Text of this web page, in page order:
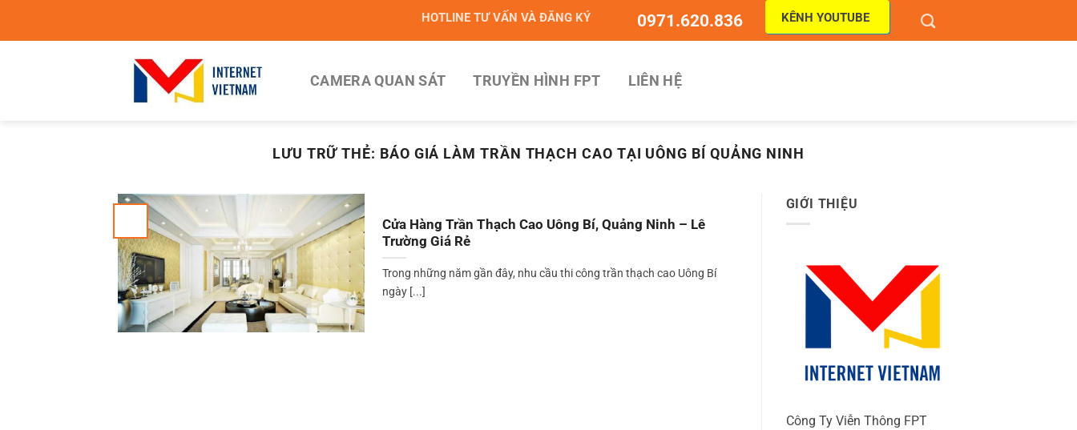
HOTLINE TƯ VẤN VÀ ĐĂNG KÝ 0971.620.836 KÊNH YOUTUBE
CAMERA QUAN SÁT TRUYỀN HÌNH FPT LIÊN HỆ
LƯU TRỮ THẺ: BÁO GIÁ LÀM TRẦN THẠCH CAO TẠI UÔNG BÍ QUẢNG NINH
Cửa Hàng Trần Thạch Cao Uông Bí, Quảng Ninh – Lê
Trường Giá Rẻ
Trong những năm gần đây, nhu cầu thi công trần thạch cao Uông Bí
ngày [...]
GIỚI THIỆU
Công Ty Viễn Thông FPT